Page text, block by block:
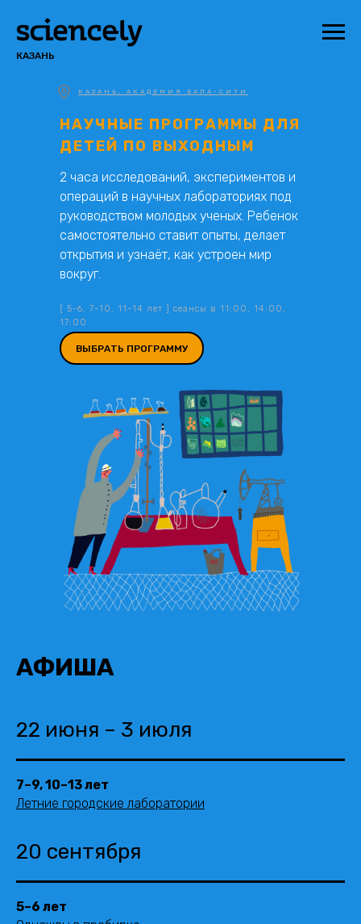
КАЗАНЬ
НАУЧНЫЕ ПРОГРАММЫ ДЛЯ
ДЕТЕЙ ПО ВЫХОДНЫМ
2 часа исследований, экспериментов и
операций в научных лабораториях под
руководством молодых ученых. Ребенок
самостоятельно ставит опыты, делает
открытия и узнаёт, как устроен мир
вокруг.
ВЫБРАТЬ ПРОГРАММУ
[ 5-6, 7-10, 11-14 лет ] сеансы в 11:00, 14:00,
17:00
КАЗАНЬ, АКАДЕМИЯ БАЛА-СИТИ
АФИША
22 июня – 3 июля
7–9, 10–13 лет
Летние городские лаборатории
20 сентября
5–6 лет